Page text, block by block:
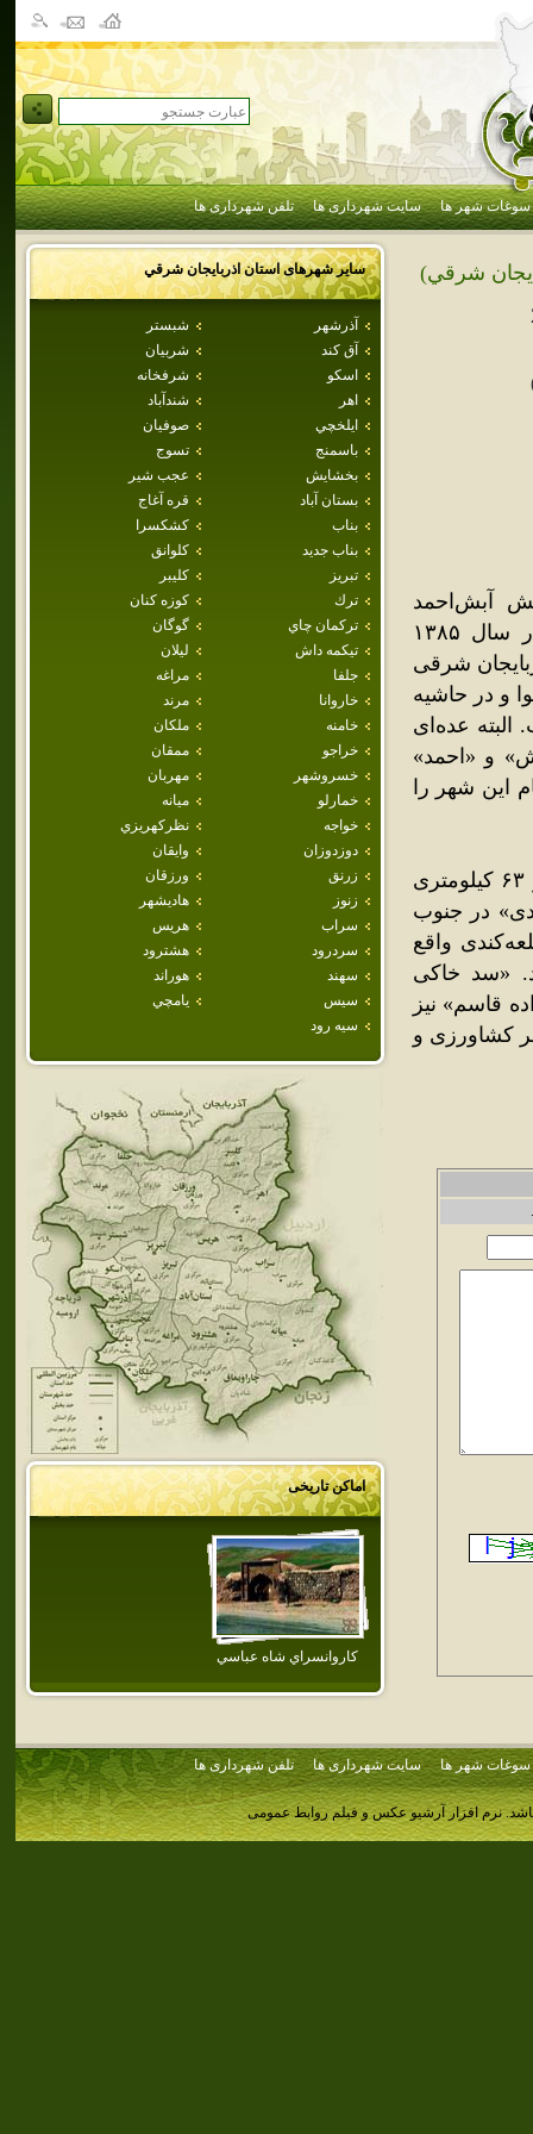
سوغات شهر ها سایت شهرداری ها تلفن شهرداری ها
سایر شهرهای استاناذربايجان شرقي
آذرشهر
شبستر
آق كند
شربيان
اسكو
شرفخانه
اهر
شندآباد
ايلخچي
صوفيان
باسمنج
تسوج
بخشايش
عجب شير
بستان آباد
قره آغاج
بناب
كشكسرا
بناب جديد
كلوانق
تبريز
كليبر
ترك
كوزه كنان
تركمان چاي
گوگان
تيكمه داش
ليلان
جلفا
مراغه
خاروانا
مرند
خامنه
ملكان
خراجو
ممقان
خسروشهر
مهربان
خمارلو
ميانه
خواجه
نظركهريزي
دوزدوزان
وايقان
زرنق
ورزقان
زنوز
هاديشهر
سراب
هريس
سردرود
هشترود
سهند
هوراند
سيس
يامچي
سيه رود
اماکن تاریخی
كاروانسراي شاه عباسي
شرقي)
آبش‌احمد
شهرستان کلیبر واقع شده‌است.این شهر با ۲٬۳۲۹ نفر جمعیت در سال ۱۳۸۵
شرقی
و در حاشیه
عده‌ای
و «احمد»
این شهر را
شهر کوچک آبش‌احمد در 54کیلومتری خمارلو، 34کیلومتری هوراند و ۶۳ کیلومتری
در جنوب
واقع
«سد خاکی
قاسم» نیز
کشاورزی و
سوغات شهر ها سایت شهرداری ها تلفن شهرداری ها
نرم افزار آرشیو عکس و فیلم روابط عمومی